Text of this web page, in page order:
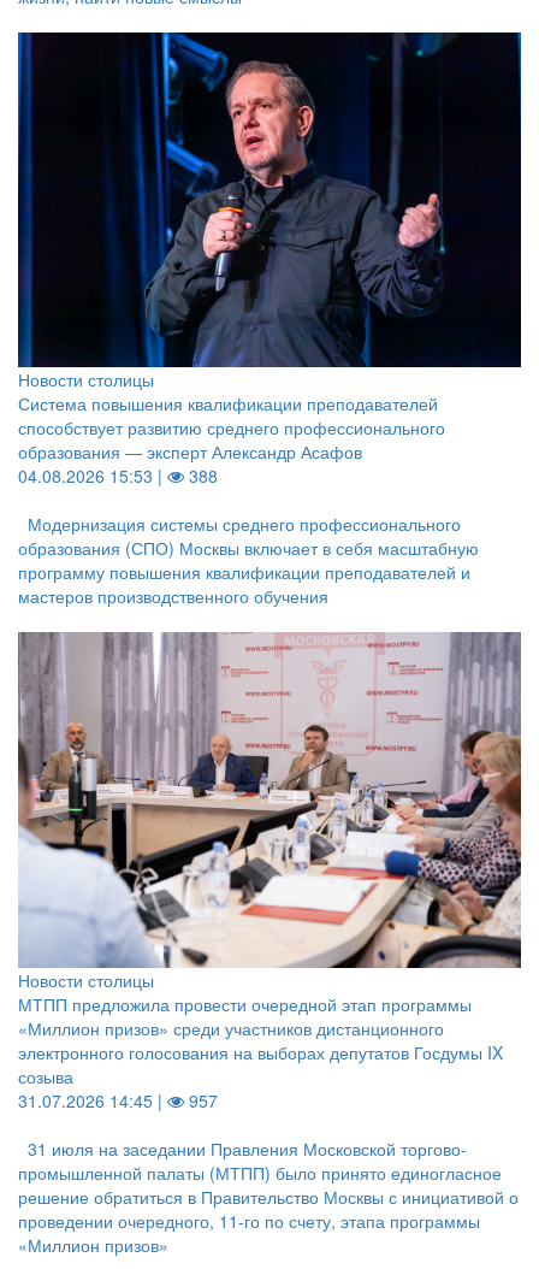
Новости столицы
Система повышения квалификации преподавателей
способствует развитию среднего профессионального
образования — эксперт Александр Асафов
04.08.2026 15:53 |
388
Модернизация системы среднего профессионального
образования (СПО) Москвы включает в себя масштабную
программу повышения квалификации преподавателей и
мастеров производственного обучения
Новости столицы
МТПП предложила провести очередной этап программы
«Миллион призов» среди участников дистанционного
электронного голосования на выборах депутатов Госдумы IX
созыва
31.07.2026 14:45 |
957
31 июля на заседании Правления Московской торгово-
промышленной палаты (МТПП) было принято единогласное
решение обратиться в Правительство Москвы с инициативой о
проведении очередного, 11-го по счету, этапа программы
«Миллион призов»